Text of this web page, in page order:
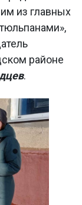
из главных
районе
.